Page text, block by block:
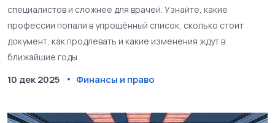
специалистов и сложнее для врачей. Узнайте, какие
профессии попали в упрощённый список, сколько стоит
документ, как продлевать и какие изменения ждут в
ближайшие годы.
10 дек 2025 Финансы и право